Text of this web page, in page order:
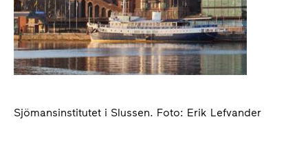
Sjömansinstitutet i Slussen. Foto: Erik Lefvander